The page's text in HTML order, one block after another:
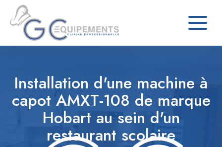
Installation d'une machine à
capot AMXT-108 de marque
Hobart au sein d'un
restaurant scolaire